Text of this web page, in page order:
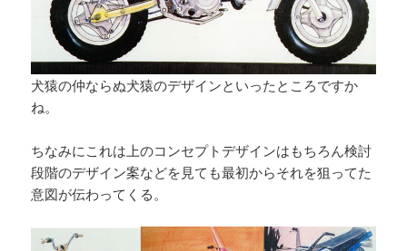
犬猿の仲ならぬ犬猿のデザインといったところですか
ね。
ちなみにこれは上のコンセプトデザインはもちろん検討
段階のデザイン案などを見ても最初からそれを狙ってた
意図が伝わってくる。